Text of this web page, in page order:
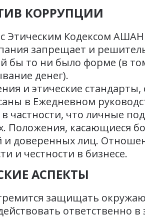
КОРРУПЦИИ
с Этическим Кодексом
запрещает и
бы то ни было форме (в
денег).
и этические
в Ежедневном
частности, что личные
Положения, касающиеся
и доверенных лиц.
и честности в бизнесе.
АСПЕКТЫ
защищать
ответственно